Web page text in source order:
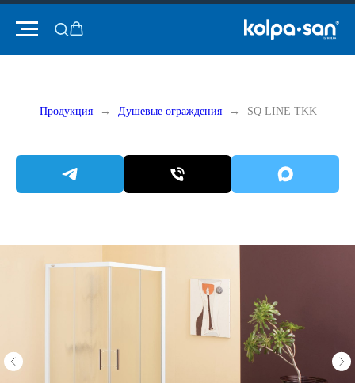
Продукция Душевые ограждения SQ LINE TKK